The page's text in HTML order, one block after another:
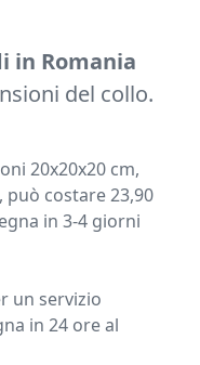
in Romania
del collo.
20x20x20 cm,
può costare 23,90
in 3-4 giorni
un servizio
in 24 ore al